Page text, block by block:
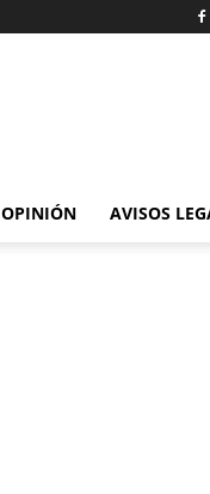
OPINIÓN AVISOS